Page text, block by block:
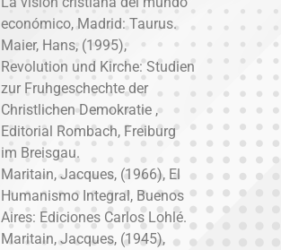
económico, Madrid: Taurus.
Maier, Hans, (1995),
Revolution und Kirche: Studien
zur Fruhgeschechte der
Christlichen Demokratie ,
Editorial Rombach, Freiburg
im Breisgau.
Maritain, Jacques, (1966), El
Humanismo Integral, Buenos
Aires: Ediciones Carlos Lohlé.
Maritain, Jacques, (1945),